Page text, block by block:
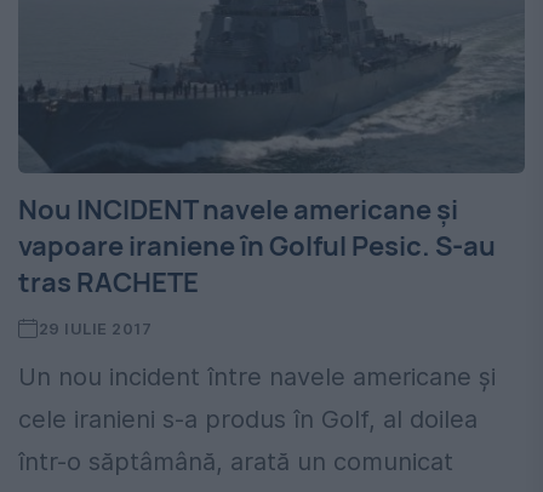
Nou INCIDENT navele americane şi
vapoare iraniene în Golful Pesic. S-au
tras RACHETE
29 IULIE 2017
Un nou incident între navele americane și
cele iranieni s-a produs în Golf, al doilea
într-o săptâmână, arată un comunicat